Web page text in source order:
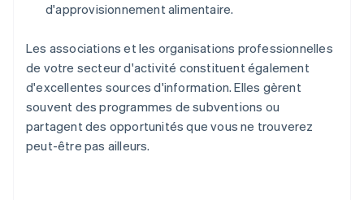
d'approvisionnement alimentaire.
Les associations et les organisations professionnelles
de votre secteur d'activité constituent également
d'excellentes sources d'information. Elles gèrent
souvent des programmes de subventions ou
partagent des opportunités que vous ne trouverez
peut-être pas ailleurs.